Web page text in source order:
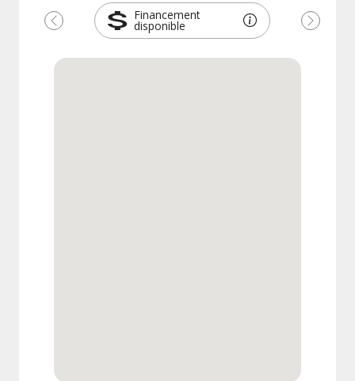
Financement
disponible
Previous Next